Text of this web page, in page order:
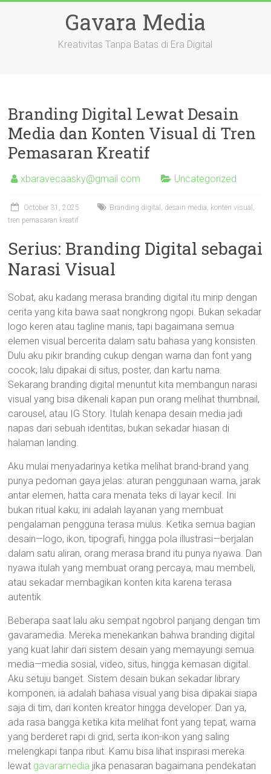
Gavara Media
Kreativitas Tanpa Batas di Era Digital
Branding Digital Lewat Desain
Media dan Konten Visual di Tren
Pemasaran Kreatif
xbaravecaasky@gmail.com Uncategorized
October 31, 2025
Branding digital, desain media, konten visual,
tren pemasaran kreatif
Serius: Branding Digital sebagai
Narasi Visual
Sobat, aku kadang merasa branding digital itu mirip dengan
cerita yang kita bawa saat nongkrong ngopi. Bukan sekadar
logo keren atau tagline manis, tapi bagaimana semua
elemen visual bercerita dalam satu bahasa yang konsisten.
Dulu aku pikir branding cukup dengan warna dan font yang
cocok, lalu dipakai di situs, poster, dan kartu nama.
Sekarang branding digital menuntut kita membangun narasi
visual yang bisa dikenali kapan pun orang melihat thumbnail,
carousel, atau IG Story. Itulah kenapa desain media jadi
napas dari sebuah identitas, bukan sekadar hiasan di
halaman landing.
Aku mulai menyadarinya ketika melihat brand-brand yang
punya pedoman gaya jelas: aturan penggunaan warna, jarak
antar elemen, hatta cara menata teks di layar kecil. Ini
bukan ritual kaku; ini adalah layanan yang membuat
pengalaman pengguna terasa mulus. Ketika semua bagian
desain—logo, ikon, tipografi, hingga pola illustrasi—berjalan
dalam satu aliran, orang merasa brand itu punya nyawa. Dan
nyawa itulah yang membuat orang percaya, mau membeli,
atau sekadar membagikan konten kita karena terasa
autentik.
Beberapa saat lalu aku sempat ngobrol panjang dengan tim
gavaramedia. Mereka menekankan bahwa branding digital
yang kuat lahir dari sistem desain yang memayungi semua
media—media sosial, video, situs, hingga kemasan digital.
Aku setuju banget. Sistem desain bukan sekadar library
komponen; ia adalah bahasa visual yang bisa dipakai siapa
saja di tim, dari konten kreator hingga developer. Dan ya,
ada rasa bangga ketika kita melihat font yang tepat, warna
yang berderet rapi di grid, serta ikon-ikon yang saling
melengkapi tanpa ribut. Kamu bisa lihat inspirasi mereka
lewat gavaramedia jika penasaran bagaimana pendekatan